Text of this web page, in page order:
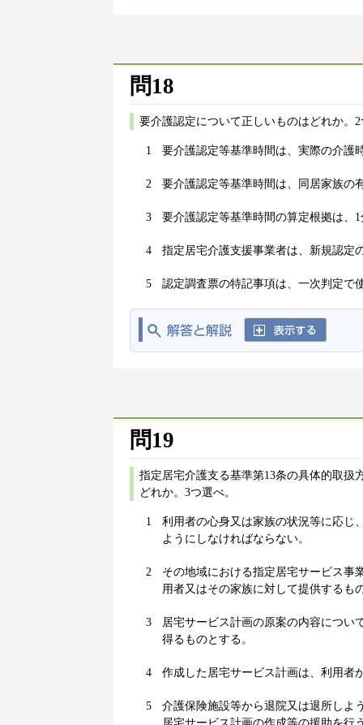
問18
要介護認定について正しいものはどれか。
1 要介護認定等基準時間は、実際の介護
2 要介護認定等基準時間は、同居家族の
3 要介護認定等基準時間の算定根拠は、
4 指定居宅介護支援事業者は、新規認定
5 認定調査票の特記事項は、一次判定で
問19
指定居宅介護支る基準第13条の具体的取扱
どれか。3つ選べ。
1
利用者の心身又は家族の状況等に応じ
ようにしなければならない。
2
その地域における指定居宅サービス事
用者又はその家族に対して提供するも
3
居宅サービス計画の原案の内容につい
得るものとする。
4 作成した居宅サービス計画は、利用者
5
介護保険施設等から退院又は退所しよ